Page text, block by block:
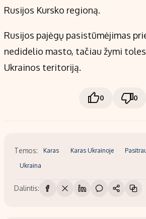
Rusijos Kursko regioną.
Rusijos pajėgų pasistūmėjimas
nedidelio masto, tačiau žymi
Ukrainos teritoriją.
0 0
Temos: Karas Karas Ukrainoje
Ukraina
Dalintis: